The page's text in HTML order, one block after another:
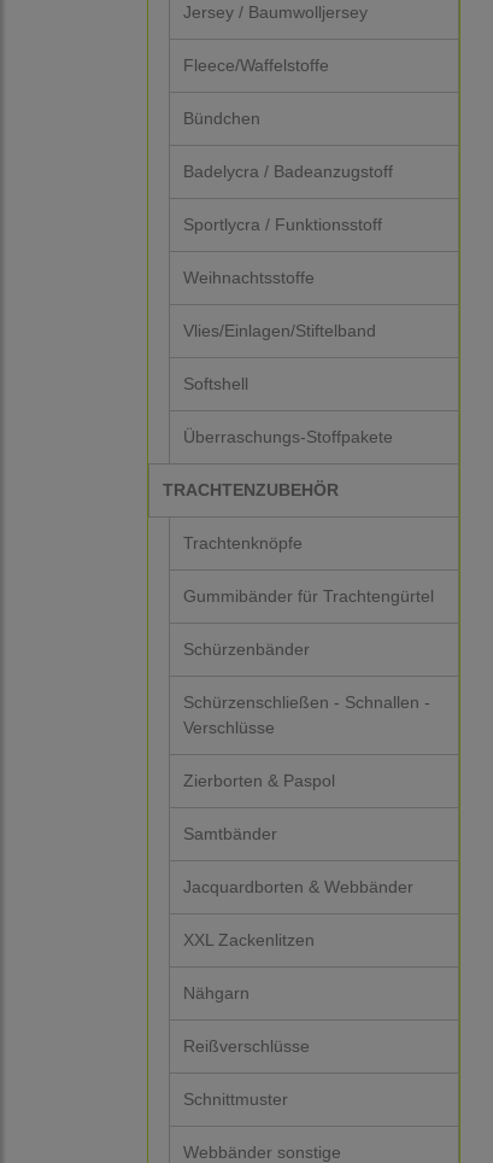
Jersey / Baumwolljersey
Fleece/Waffelstoffe
Bündchen
Badelycra / Badeanzugstoff
Sportlycra / Funktionsstoff
Weihnachtsstoffe
Vlies/Einlagen/Stiftelband
Softshell
Überraschungs-Stoffpakete
TRACHTENZUBEHÖR
Trachtenknöpfe
Gummibänder für Trachtengürtel
Schürzenbänder
Schürzenschließen - Schnallen -
Verschlüsse
Zierborten & Paspol
Samtbänder
Jacquardborten & Webbänder
XXL Zackenlitzen
Nähgarn
Reißverschlüsse
Schnittmuster
Webbänder sonstige